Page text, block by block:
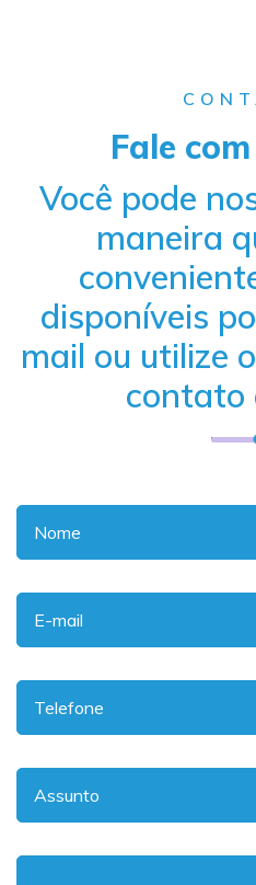
Fale
Você pode
maneira
disponíveis
mail ou utilize
contato